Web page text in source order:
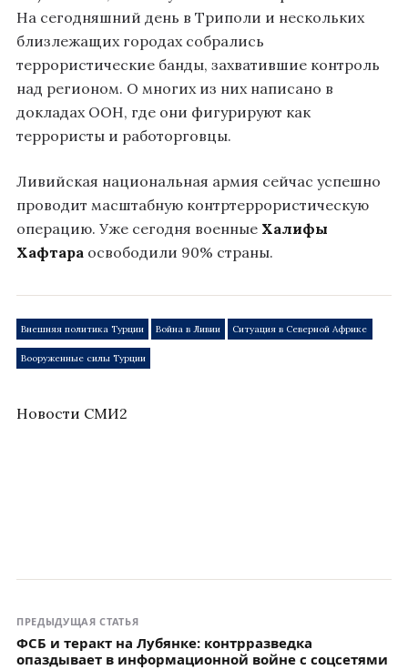
На сегодняшний день в Триполи и нескольких
близлежащих городах собрались
террористические банды, захватившие контроль
над регионом. О многих из них написано в
докладах ООН, где они фигурируют как
террористы и работорговцы.
Ливийская национальная армия сейчас успешно
проводит масштабную контртеррористическую
операцию. Уже сегодня военные Халифы
Хафтара освободили 90% страны.
Внешняя политика Турции Война в Ливии Ситуация в Северной Африке
Вооруженные силы Турции
Новости СМИ2
ПРЕДЫДУЩАЯ СТАТЬЯ
ФСБ и теракт на Лубянке: контрразведка
опаздывает в информационной войне с соцсетями